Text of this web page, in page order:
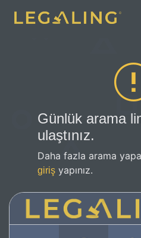
Günlük arama
ulaştınız.
Daha fazla arama
giriş yapınız.